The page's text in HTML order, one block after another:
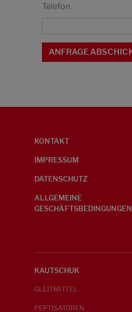
Telefon
KONTAKT
IMPRESSUM
DATENSCHUTZ
ALLGEMEINE
GESCHÄFTSBEDINGUNGEN
KAUTSCHUK
GLEITMITTEL
PEPTISATOREN